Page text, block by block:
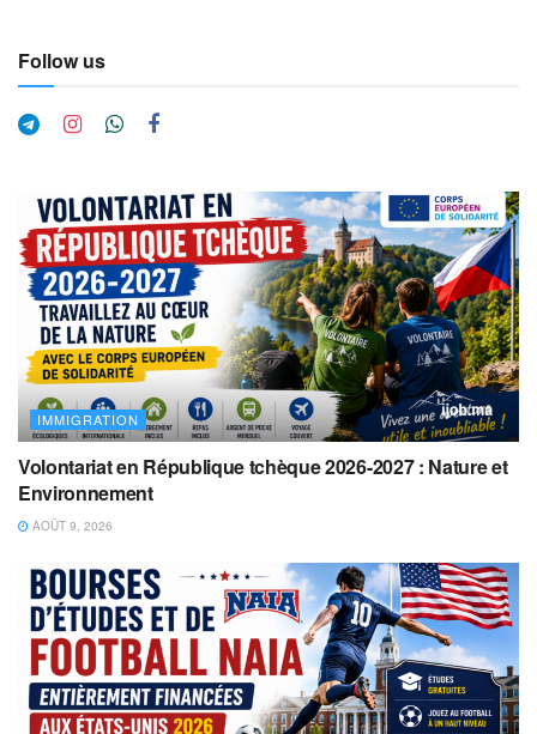
Follow us
IMMIGRATION
Volontariat en République tchèque 2026-2027 : Nature et
Environnement
AOÛT 9, 2026